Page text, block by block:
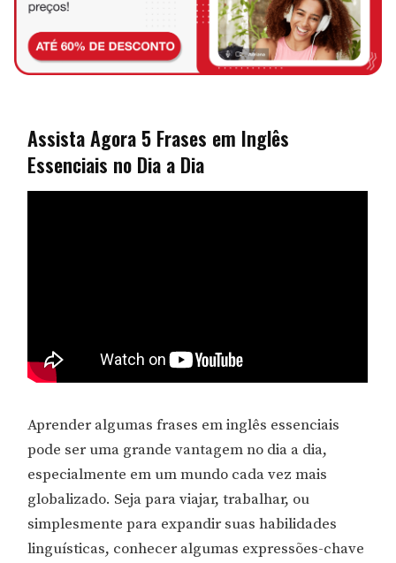
Assista Agora 5 Frases em Inglês
Essenciais no Dia a Dia
Aprender algumas frases em inglês essenciais
pode ser uma grande vantagem no dia a dia,
especialmente em um mundo cada vez mais
globalizado. Seja para viajar, trabalhar, ou
simplesmente para expandir suas habilidades
linguísticas, conhecer algumas expressões-chave